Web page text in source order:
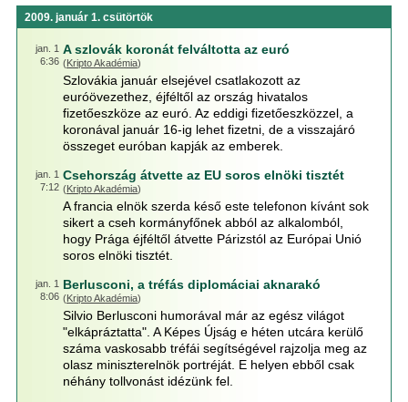
2009. január 1. csütörtök
jan. 1
6:36
A szlovák koronát felváltotta az euró
(Kripto Akadémia)
Szlovákia január elsejével csatlakozott az
euróövezethez, éjféltől az ország hivatalos
fizetőeszköze az euró. Az eddigi fizetőeszközzel, a
koronával január 16-ig lehet fizetni, de a visszajáró
összeget euróban kapják az emberek.
jan. 1
7:12
Csehország átvette az EU soros elnöki tisztét
(Kripto Akadémia)
A francia elnök szerda késő este telefonon kívánt sok
sikert a cseh kormányfőnek abból az alkalomból,
hogy Prága éjféltől átvette Párizstól az Európai Unió
soros elnöki tisztét.
jan. 1
8:06
Berlusconi, a tréfás diplomáciai aknarakó
(Kripto Akadémia)
Silvio Berlusconi humorával már az egész világot
"elkápráztatta". A Képes Újság e héten utcára kerülő
száma vaskosabb tréfái segítségével rajzolja meg az
olasz miniszterelnök portréját. E helyen ebből csak
néhány tollvonást idézünk fel.